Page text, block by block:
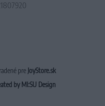
pre JoyStore.sk
by MI:SU Design